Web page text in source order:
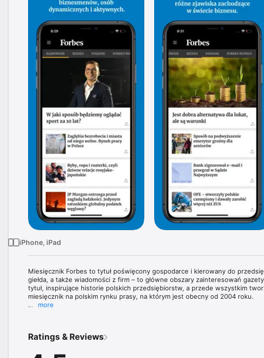
iPhone, iPad
Miesięcznik Forbes to tytuł poświęcony gospodarce i kierowany do
giełda, a także wiadomości z firm – to główne obszary zainteresowań
tytuł, inspirujące historie polskich przedsiębiorstw, a przede wszystkim
miesięcznik na polskim rynku prasy, na którym jest obecny od 2004 roku.
największe nazwiska świata biznesu, ekonomii i finansów.
jak obowiązujące przepisy prawne wpływają na prowadzenie biznesu w
more
Ratings & Reviews